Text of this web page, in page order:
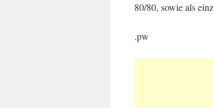
80/80, sowie als
.pw